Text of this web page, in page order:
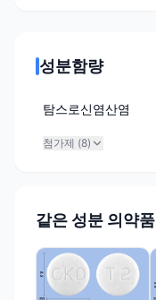
성분함량
탐스로신염산염
첨가제 (8)
같은 성분 의약품